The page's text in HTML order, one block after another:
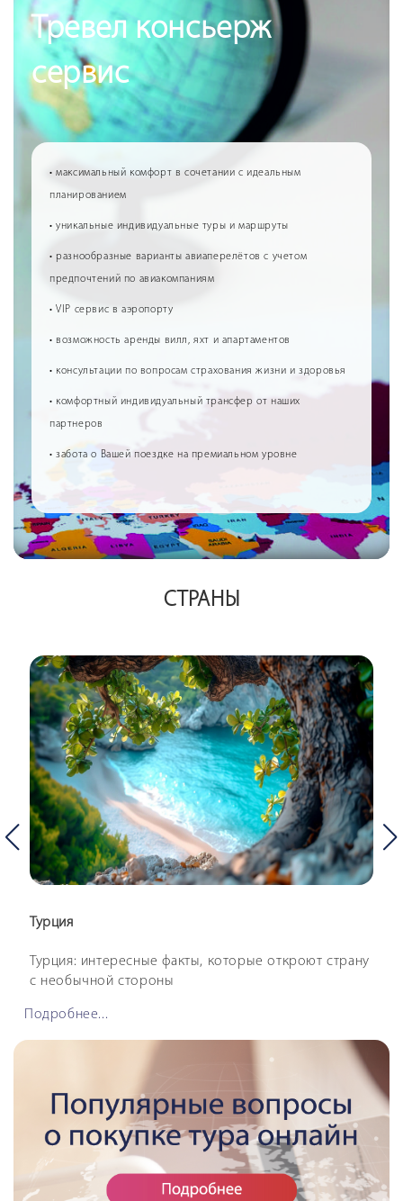
Тревел консьерж
сервис
• максимальный комфорт в сочетании с идеальным
планированием
• уникальные индивидуальные туры и маршруты
• разнообразные варианты авиаперелётов с учетом
предпочтений по авиакомпаниям
• VIP сервис в аэропорту
• возможность аренды вилл, яхт и апартаментов
• консультации по вопросам страхования жизни и здоровья
• комфортный индивидуальный трансфер от наших
партнеров
• забота о Вашей поездке на премиальном уровне
СТРАНЫ
Турция
Турция: интересные факты, которые откроют страну
с необычной стороны
Подробнее...